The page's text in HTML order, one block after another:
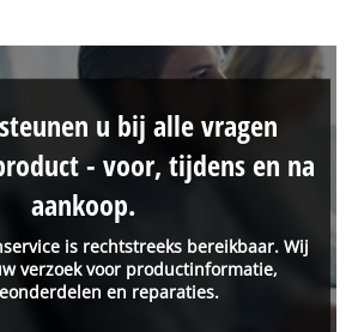
is rechtstreeks bereikbaar. Wij
verzoek voor productinformatie,
en reparaties.
u bij alle vragen
- voor, tijdens en na
aankoop.